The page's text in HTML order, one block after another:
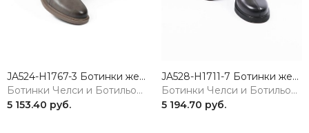
JA524-H1767-3 Ботинки женские натуральная кожа коричневый 365
Ботинки Челси и Ботильоны
5 153.40 руб.
JA528-H1711-7 Ботинки женские натуральная кожа коричневый 365
Ботинки Челси и Ботильоны
5 194.70 руб.